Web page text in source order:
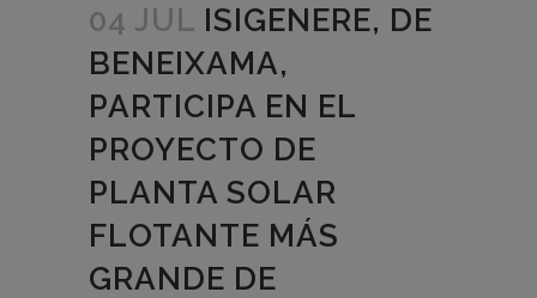
04 JUL ISIGENERE, DE
BENEIXAMA,
PARTICIPA EN EL
PROYECTO DE
PLANTA SOLAR
FLOTANTE MÁS
GRANDE DE